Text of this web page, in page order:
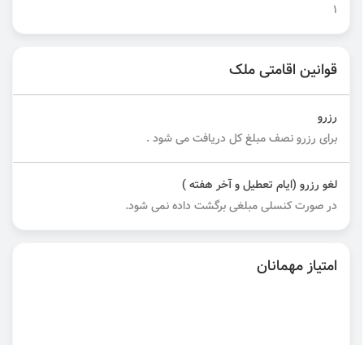
1
قوانین اقامتی ملک
رزرو
برای رزرو نصف مبلغ کل دریافت می شود .
لغو رزرو (ایام تعطیل و آخر هفته )
در صورت کنسلی مبلغی برگشت داده نمی شود.
امتیاز مهمانان